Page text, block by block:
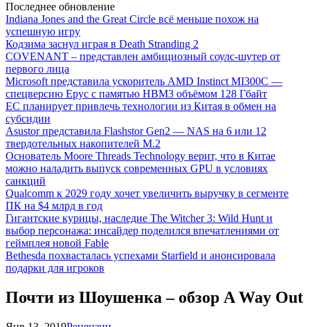
Последнее обновление
Indiana Jones and the Great Circle всё меньше похож на
успешную игру
Кодзима заснул играя в Death Stranding 2
COVENANT – представлен амбициозный соулс-шутер от
первого лица
Microsoft представила ускоритель AMD Instinct MI300C —
спецверсию Epyc с памятью HBM3 объёмом 128 Гбайт
ЕС планирует привлечь технологии из Китая в обмен на
субсидии
Asustor представила Flashstor Gen2 — NAS на 6 или 12
твердотельных накопителей M.2
Основатель Moore Threads Technology верит, что в Китае
можно наладить выпуск современных GPU в условиях
санкций
Qualcomm к 2029 году хочет увеличить выручку в сегменте
ПК на $4 млрд в год
Гигантские курицы, наследие The Witcher 3: Wild Hunt и
выбор персонажа: инсайдер поделился впечатлениями от
геймплея новой Fable
Bethesda похвасталась успехами Starfield и анонсировала
подарки для игроков
Почти из Шоушенка – обзор A Way Out